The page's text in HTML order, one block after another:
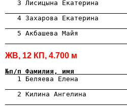
ЖВ, 12 КП, 4.700 м
№п/п Фамилия, имя
1 Беляева Елена
2 Килина Ангелина